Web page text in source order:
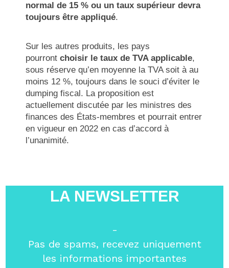
normal de 15 % ou un taux supérieur devra
toujours être appliqué.
Sur les autres produits, les pays
pourrontchoisir le taux de TVA applicable,
sous réserve qu’en moyenne la TVA soit à au
moins 12 %, toujours dans le souci d’éviter le
dumping fiscal. La proposition est
actuellement discutée par les ministres des
finances des États-membres et pourrait entrer
en vigueur en 2022 en cas d’accord à
l’unanimité.
LA NEWSLETTER
-
Pas de spams, recevez uniquement
les informations importantes